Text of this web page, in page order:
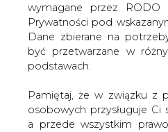
wymagane przez RODO
Prywatności pod
Dane zbierane na
być przetwarzane w
podstawach.
Pamiętaj, że w związku z
osobowych przysługuje Ci
a przede wszystkim
Pożądana